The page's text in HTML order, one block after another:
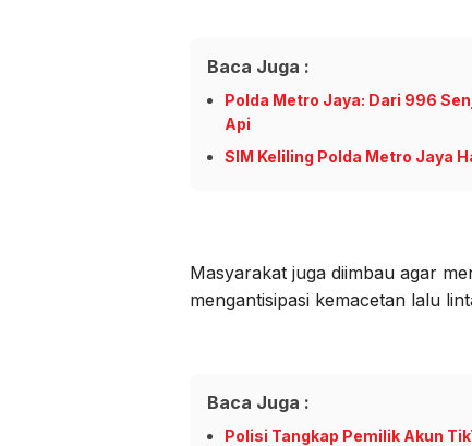
Baca Juga :
Polda Metro Jaya: Dari 996
Api
SIM Keliling Polda Metro Jaya
Masyarakat juga diimbau agar
mengantisipasi kemacetan lalu
Baca Juga :
Polisi Tangkap Pemilik Akun